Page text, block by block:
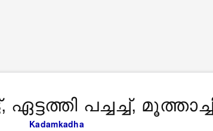
പച്ചച്ച്,
Kadamkadha